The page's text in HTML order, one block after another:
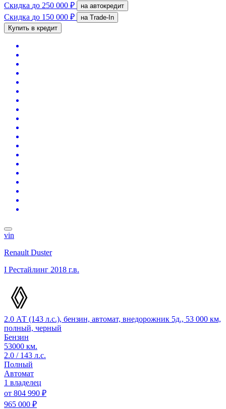
Скидка до 250 000 ₽ на автокредит
Скидка до 150 000 ₽
на Trade-In
Купить в кредит
vin
Renault Duster
I Рестайлинг 2018 г.в.
2.0 АТ (143 л.с.), бензин, автомат, внедорожник 5д., 53 000 км,
полный, черный
Бензин
53000 км.
2.0 / 143 л.с.
Полный
Автомат
1 владелец
от 804 990 ₽
965 000 ₽